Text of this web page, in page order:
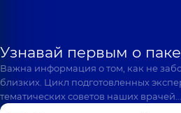
Узнавай первым о
Важна информация о том, как не
близких. Цикл подготовленных
тематических советов наших